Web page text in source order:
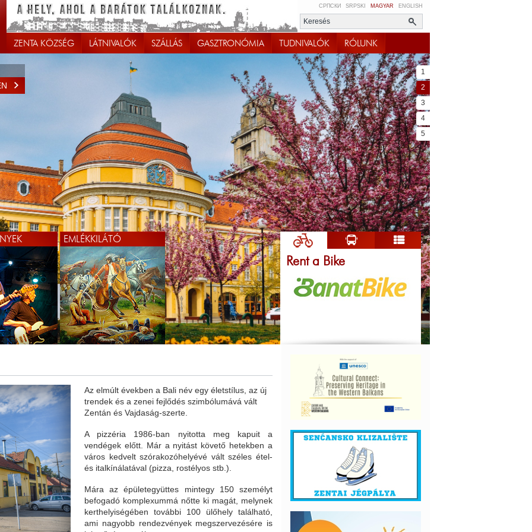
СРПСКИ SRPSKI MAGYAR ENGLISH
ZENTA KÖZSÉG LÁTNIVALÓK SZÁLLÁS GASZTRONÓMIA TUDNIVALÓK RÓLUNK
1
2
3
4
5
EMLÉKKILÁTÓ
Rent a Bike
Az elmúlt években a Bali név egy életstílus, az új
trendek és a zenei fejlődés szimbólumává vált
Zentán és Vajdaság-szerte.
A pizzéria 1986-ban nyitotta meg kapuit a
vendégek előtt. Már a nyitást követő hetekben a
város kedvelt szórakozóhelyévé vált széles étel-
és italkínálatával (pizza, rostélyos stb.).
Mára az épületegyüttes mintegy 150 személyt
befogadó komplexummá nőtte ki magát, melynek
kerthelyiségében további 100 ülőhely található,
ami nagyobb rendezvények megszervezésére is